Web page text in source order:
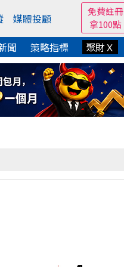
媒體投顧
免費註冊
拿100點
聞 策略指標 聚財Ｘ